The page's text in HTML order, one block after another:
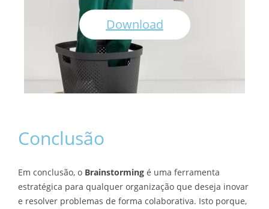
Download
Conclusão
Em conclusão, o Brainstorming é uma ferramenta
estratégica para qualquer organização que deseja inovar
e resolver problemas de forma colaborativa. Isto porque,